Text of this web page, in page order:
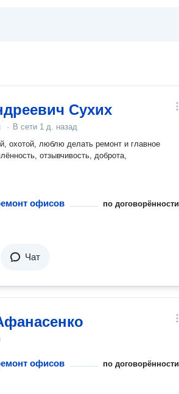
Сухих
· В сети 1 д. назад
отзывчивость, доброта,
офисов по договорённости
Чат
офисов по договорённости